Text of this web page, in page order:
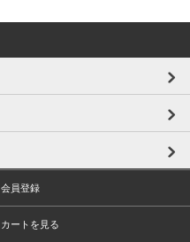
会員登録
カートを見る